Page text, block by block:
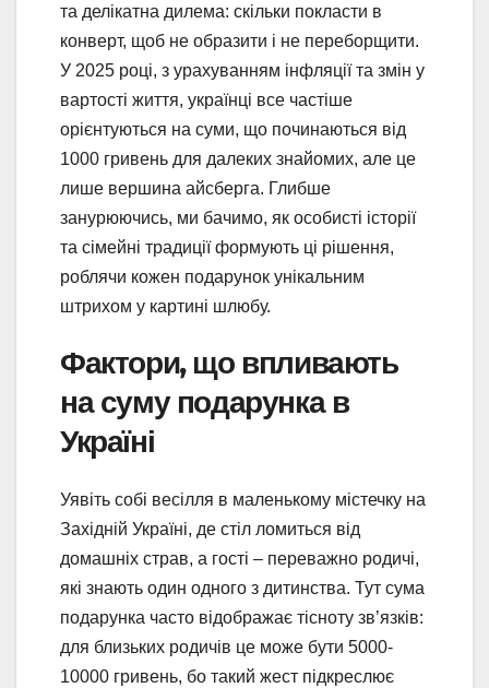
та делікатна дилема: скільки покласти в
конверт, щоб не образити і не переборщити.
У 2025 році, з урахуванням інфляції та змін у
вартості життя, українці все частіше
орієнтуються на суми, що починаються від
1000 гривень для далеких знайомих, але це
лише вершина айсберга. Глибше
занурюючись, ми бачимо, як особисті історії
та сімейні традиції формують ці рішення,
роблячи кожен подарунок унікальним
штрихом у картині шлюбу.
Фактори, що впливають
на суму подарунка в
Україні
Уявіть собі весілля в маленькому містечку на
Західній Україні, де стіл ломиться від
домашніх страв, а гості – переважно родичі,
які знають один одного з дитинства. Тут сума
подарунка часто відображає тісноту зв’язків:
для близьких родичів це може бути 5000-
10000 гривень, бо такий жест підкреслює